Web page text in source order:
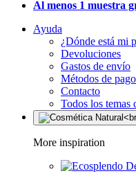
Al menos 1 muestra
Ayuda
¿Dónde está mi
Devoluciones
Gastos de envío
Métodos de pago
Contacto
Todos los
More inspiration